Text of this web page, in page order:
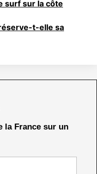
surf sur la côte
t-elle sa
la France sur un